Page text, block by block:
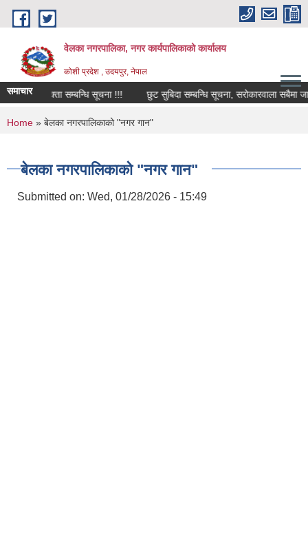
Skip to main content
वेलका नगरपालिका, नगर कार्यपालिकाको कार्यालय
कोशी प्रदेश , उदयपुर, नेपाल
समाचार
आवश्यक्ता सम्बन्धि सूचना !!! छुट सुबिदा सम्बन्धि सूचना, सरोकारवाला सबैमा
You are here
Home » बेलका नगरपालिकाको "नगर गान"
बेलका नगरपालिकाको "नगर गान"
Submitted on: Wed, 01/28/2026 - 15:49